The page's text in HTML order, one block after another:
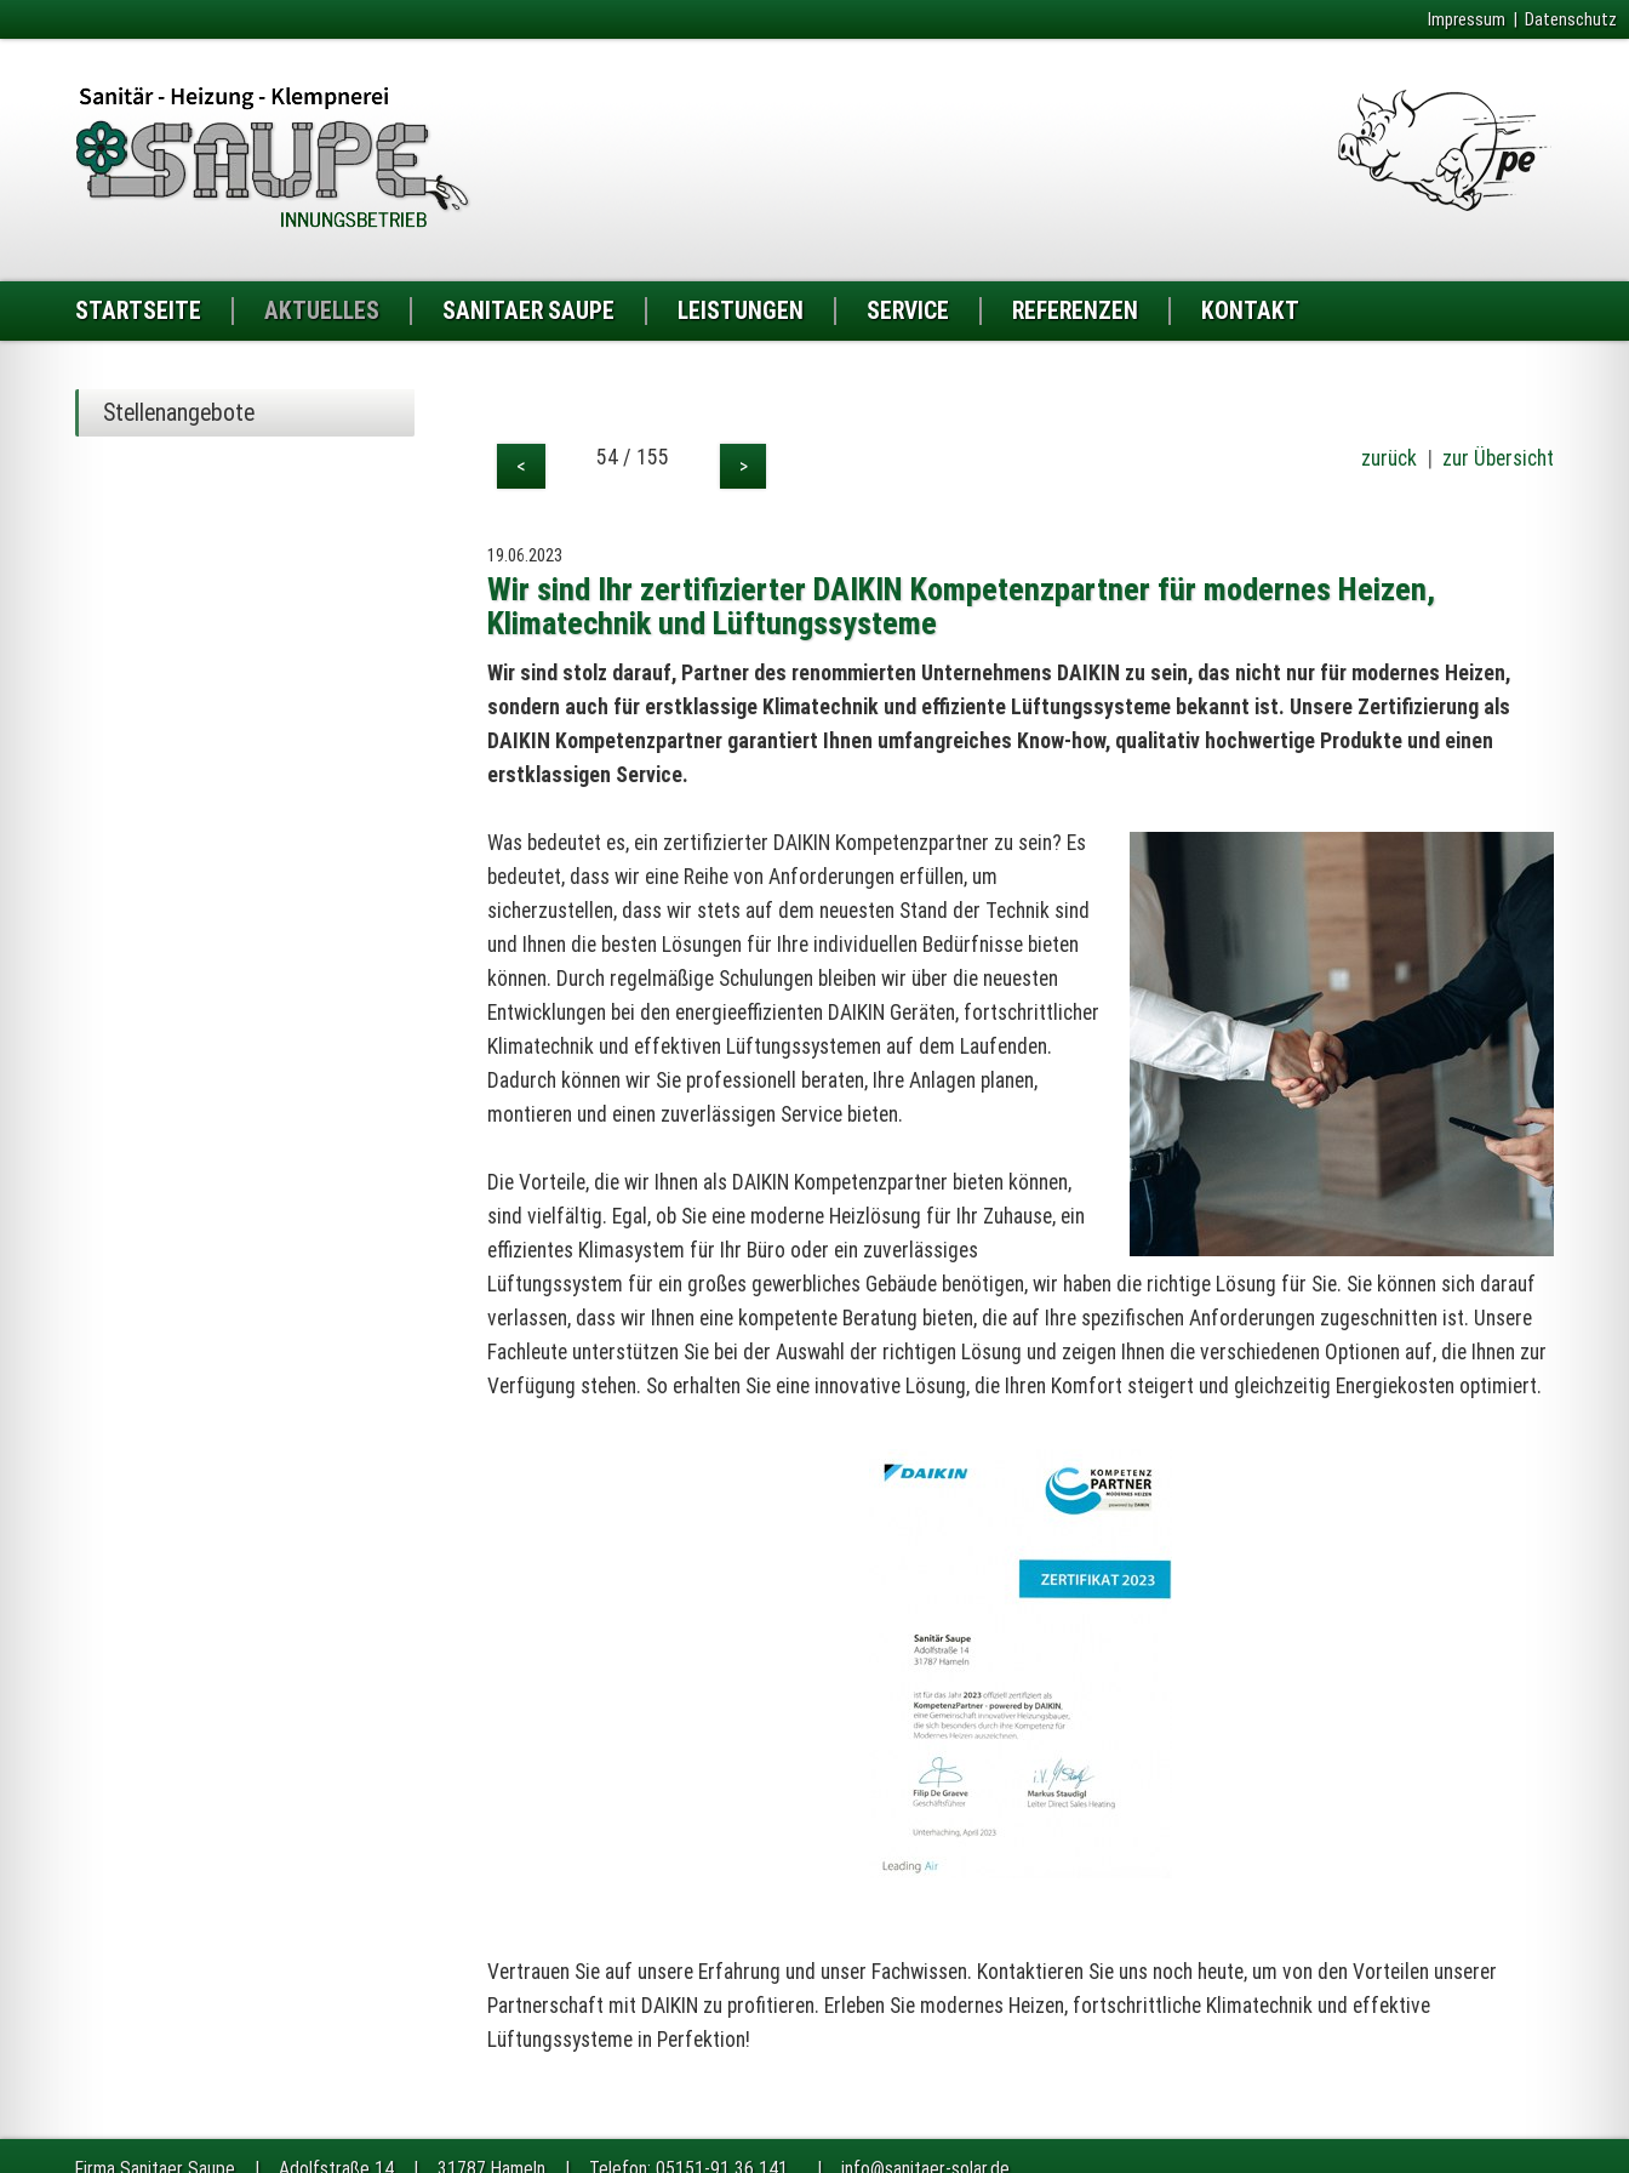
Impressum| Datenschutz
STARTSEITE AKTUELLES SANITAER SAUPE LEISTUNGEN SERVICE REFERENZEN KONTAKT
Stellenangebote
< 54 / 155 > zurück| zur Übersicht
19.06.2023
Wir sind Ihr zertifizierter DAIKIN Kompetenzpartner für modernes Heizen,
Klimatechnik und Lüftungssysteme
Wir sind stolz darauf, Partner des renommierten Unternehmens DAIKIN zu sein, das nicht nur für modernes Heizen,
sondern auch für erstklassige Klimatechnik und effiziente Lüftungssysteme bekannt ist. Unsere Zertifizierung als
DAIKIN Kompetenzpartner garantiert Ihnen umfangreiches Know-how, qualitativ hochwertige Produkte und einen
erstklassigen Service.
Was bedeutet es, ein zertifizierter DAIKIN Kompetenzpartner zu sein? Es
bedeutet, dass wir eine Reihe von Anforderungen erfüllen, um
sicherzustellen, dass wir stets auf dem neuesten Stand der Technik sind
und Ihnen die besten Lösungen für Ihre individuellen Bedürfnisse bieten
können. Durch regelmäßige Schulungen bleiben wir über die neuesten
Entwicklungen bei den energieeffizienten DAIKIN Geräten, fortschrittlicher
Klimatechnik und effektiven Lüftungssystemen auf dem Laufenden.
Dadurch können wir Sie professionell beraten, Ihre Anlagen planen,
montieren und einen zuverlässigen Service bieten.
Die Vorteile, die wir Ihnen als DAIKIN Kompetenzpartner bieten können,
sind vielfältig. Egal, ob Sie eine moderne Heizlösung für Ihr Zuhause, ein
effizientes Klimasystem für Ihr Büro oder ein zuverlässiges
Lüftungssystem für ein großes gewerbliches Gebäude benötigen, wir haben die richtige Lösung für Sie. Sie können sich darauf
verlassen, dass wir Ihnen eine kompetente Beratung bieten, die auf Ihre spezifischen Anforderungen zugeschnitten ist. Unsere
Fachleute unterstützen Sie bei der Auswahl der richtigen Lösung und zeigen Ihnen die verschiedenen Optionen auf, die Ihnen zur
Verfügung stehen. So erhalten Sie eine innovative Lösung, die Ihren Komfort steigert und gleichzeitig Energiekosten optimiert.
Vertrauen Sie auf unsere Erfahrung und unser Fachwissen. Kontaktieren Sie uns noch heute, um von den Vorteilen unserer
Partnerschaft mit DAIKIN zu profitieren. Erleben Sie modernes Heizen, fortschrittliche Klimatechnik und effektive
Lüftungssysteme in Perfektion!